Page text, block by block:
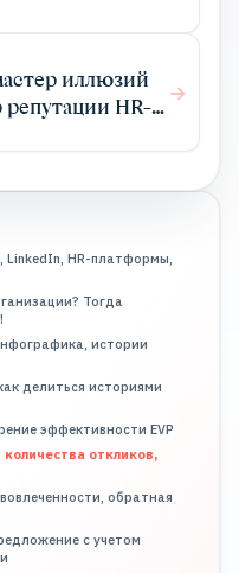
LinkedIn, HR-платформы,
Тогда
истории
делиться историями
эффективности EVP
откликов,
обратная
с учетом
иллюзий
репутации HR-